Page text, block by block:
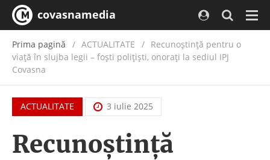
covasnamedia
Prima pagină ACTUALITATE / Recunoștință pentru o
viață în slujba legii – foști polițiști, onorați la sediul IPJ
Covasna
ACTUALITATE 3 iulie 2025
Recunoștință